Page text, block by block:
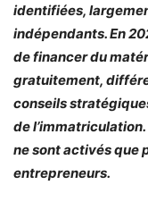
identifiées,
indépendants. En
de financer du
gratuitement,
conseils
de l’immatriculation.
ne sont activés que
entrepreneurs.